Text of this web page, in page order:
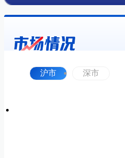
沪市 深市